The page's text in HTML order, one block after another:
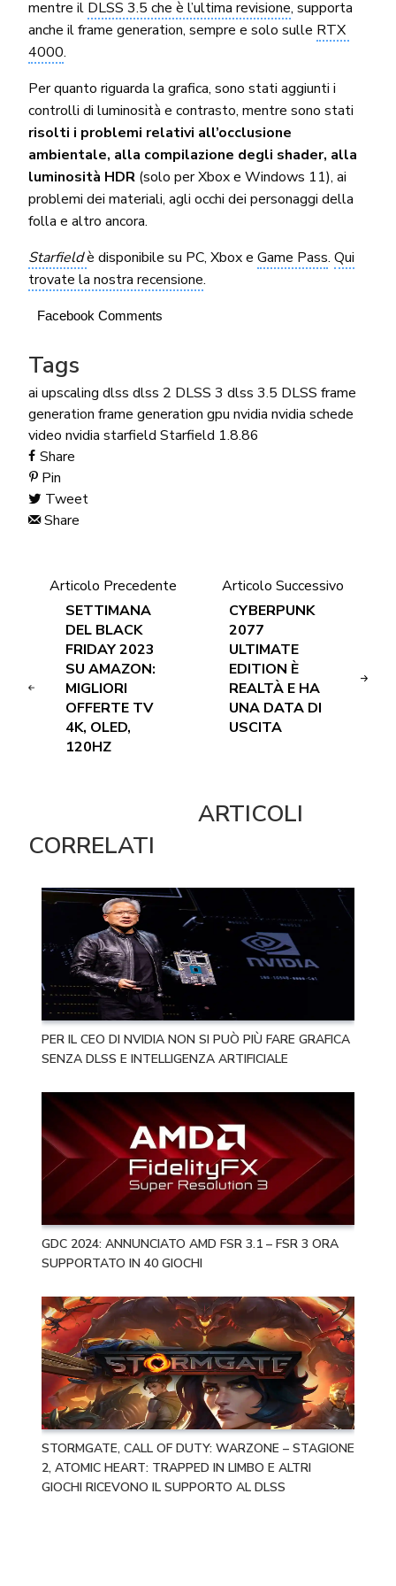
mentre il DLSS 3.5 che è l’ultima revisione, supporta
anche il frame generation, sempre e solo sulle RTX
4000.
Per quanto riguarda la grafica, sono stati aggiunti i
controlli di luminosità e contrasto, mentre sono stati
risolti i problemi relativi all’occlusione
ambientale, alla compilazione degli shader, alla
luminosità HDR(solo per Xbox e Windows 11), ai
problemi dei materiali, agli occhi dei personaggi della
folla e altro ancora.
Starfieldè disponibile su PC, Xbox eGame Pass.Qui
trovate la nostra recensione.
Facebook Comments
Tags
ai upscaling dlss dlss 2 DLSS 3 dlss 3.5 DLSS frame
generation frame generation gpu nvidia nvidia schede
video nvidia starfield Starfield 1.8.86
Share
Pin
Tweet
Share
Articolo Precedente
SETTIMANA
DEL BLACK
FRIDAY 2023
SU AMAZON:
MIGLIORI
OFFERTE TV
4K, OLED,
120HZ
Articolo Successivo
CYBERPUNK
2077
ULTIMATE
EDITION È
REALTÀ E HA
UNA DATA DI
USCITA
ARTICOLI
CORRELATI
PER IL CEO DI NVIDIA NON SI PUÒ PIÙ FARE GRAFICA
SENZA DLSS E INTELLIGENZA ARTIFICIALE
GDC 2024: ANNUNCIATO AMD FSR 3.1 – FSR 3 ORA
SUPPORTATO IN 40 GIOCHI
STORMGATE, CALL OF DUTY: WARZONE – STAGIONE
2, ATOMIC HEART: TRAPPED IN LIMBO E ALTRI
GIOCHI RICEVONO IL SUPPORTO AL DLSS